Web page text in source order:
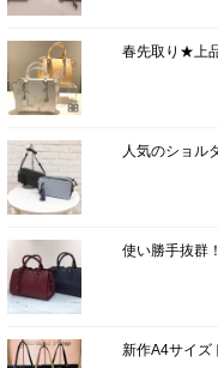
春先取り★上
人気のショル
使い勝手抜群
新作A4サイズ